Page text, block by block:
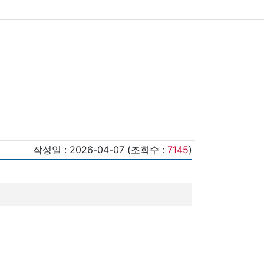
작성일 : 2026-04-07 (조회수 : 7145)